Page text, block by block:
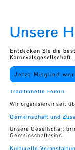
Unsere
Entdecken Sie die
Karnevalsgesellschaft.
Jetzt Mitglied
Traditionelle Feiern
Wir organisieren seit
Gemeinschaft und
Unsere Gesellschaft
Gemeinschaftssinn.
Kulturelle